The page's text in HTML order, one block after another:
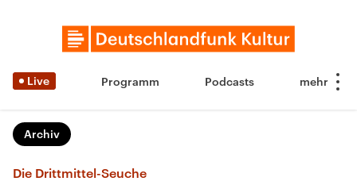
Live Programm Podcasts
Archiv
Die Drittmittel-Seuche